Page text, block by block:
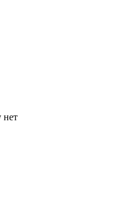
нет